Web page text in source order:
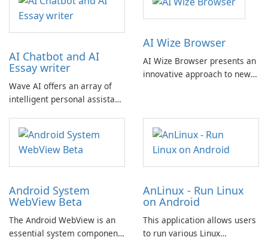
is requested!
AI Chatbot and AI
Essay writer
Wave AI offers an array of
intelligent personal assistant
Chat GPT technology. This
includes an AI essay writer,
an AI image generator, and
chatbot AI browser plugins.
AI Wize Browser
AI Wize Browser presents an
innovative approach to news
through the application of
artificial intelligence.
Android System
WebView Beta
The Android WebView is an
essential system component
AnLinux - Run Linux
on Android
This application allows users
to run various Linux